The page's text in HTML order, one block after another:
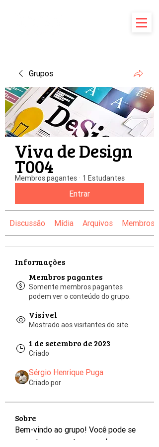
Grupos
Viva de Design
T004
Membros pagantes · 1 Estudantes
Entrar
Discussão Mídia Arquivos Membros
Informações
Membros pagantes
Somente membros pagantes
podem ver o conteúdo do grupo.
Visível
Mostrado aos visitantes do site.
1 de setembro de 2023
Criado
Sérgio Henrique Puga
Criado por
Sobre
Bem-vindo ao grupo! Você pode se
conectar com outros membros,